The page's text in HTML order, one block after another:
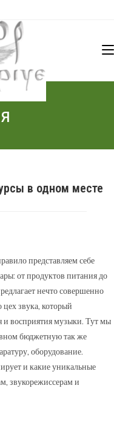
в одном месте
представляем себе
от продуктов питания до
нечто совершенно
звука, который
и восприятия музыки. Тут мы
бюджетную так же
оборудование.
и какие уникальные
звукорежиссерам и